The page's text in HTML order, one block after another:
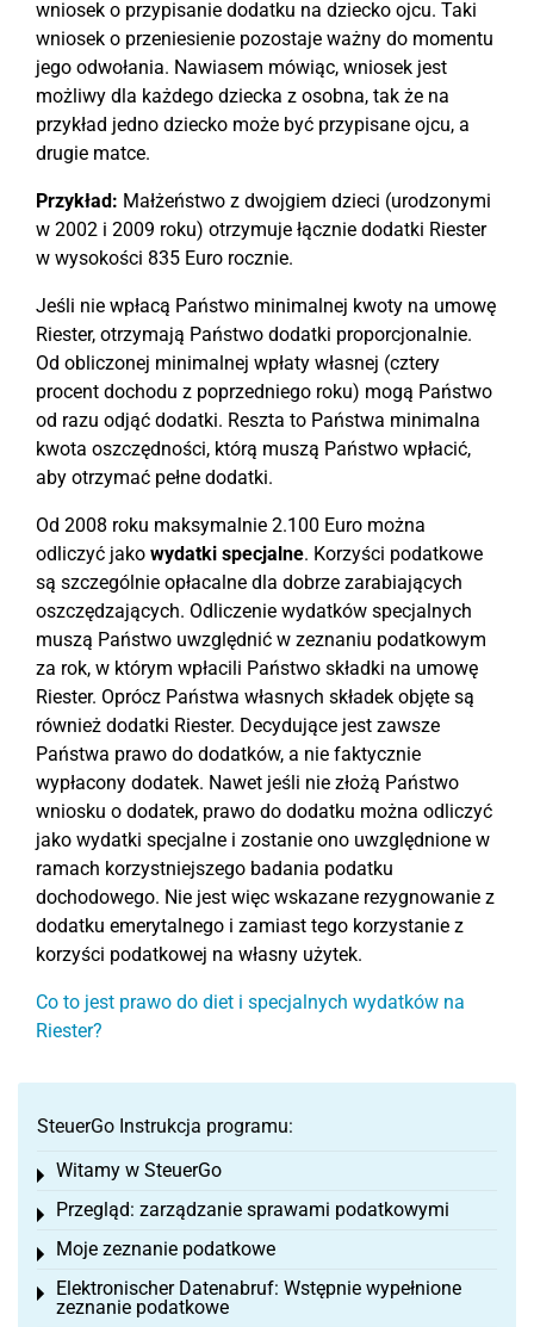
wniosek o przypisanie dodatku na dziecko ojcu. Taki
wniosek o przeniesienie pozostaje ważny do momentu
jego odwołania. Nawiasem mówiąc, wniosek jest
możliwy dla każdego dziecka z osobna, tak że na
przykład jedno dziecko może być przypisane ojcu, a
drugie matce.
Przykład: Małżeństwo z dwojgiem dzieci (urodzonymi
w 2002 i 2009 roku) otrzymuje łącznie dodatki Riester
w wysokości 835 Euro rocznie.
Jeśli nie wpłacą Państwo minimalnej kwoty na umowę
Riester, otrzymają Państwo dodatki proporcjonalnie.
Od obliczonej minimalnej wpłaty własnej (cztery
procent dochodu z poprzedniego roku) mogą Państwo
od razu odjąć dodatki. Reszta to Państwa minimalna
kwota oszczędności, którą muszą Państwo wpłacić,
aby otrzymać pełne dodatki.
Od 2008 roku maksymalnie 2.100 Euro można
odliczyć jako wydatki specjalne. Korzyści podatkowe
są szczególnie opłacalne dla dobrze zarabiających
oszczędzających. Odliczenie wydatków specjalnych
muszą Państwo uwzględnić w zeznaniu podatkowym
za rok, w którym wpłacili Państwo składki na umowę
Riester. Oprócz Państwa własnych składek objęte są
również dodatki Riester. Decydujące jest zawsze
Państwa prawo do dodatków, a nie faktycznie
wypłacony dodatek. Nawet jeśli nie złożą Państwo
wniosku o dodatek, prawo do dodatku można odliczyć
jako wydatki specjalne i zostanie ono uwzględnione w
ramach korzystniejszego badania podatku
dochodowego. Nie jest więc wskazane rezygnowanie z
dodatku emerytalnego i zamiast tego korzystanie z
korzyści podatkowej na własny użytek.
Co to jest prawo do diet i specjalnych wydatków na
Riester?
SteuerGo Instrukcja programu:
Witamy w SteuerGo
Toggle menu
Przegląd: zarządzanie sprawami podatkowymi
Toggle menu
Moje zeznanie podatkowe
Toggle menu
Elektronischer Datenabruf: Wstępnie wypełnione
zeznanie podatkowe
Toggle menu